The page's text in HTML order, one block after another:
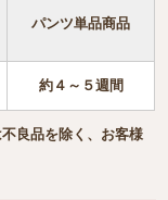
パンツ単品商品
約４～５週間
良品を除く、お客様